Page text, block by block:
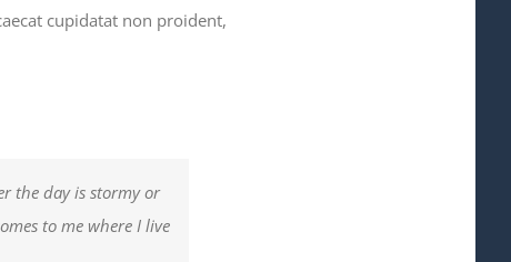
cupidatat non proident,
the day is stormy or
to me where I live